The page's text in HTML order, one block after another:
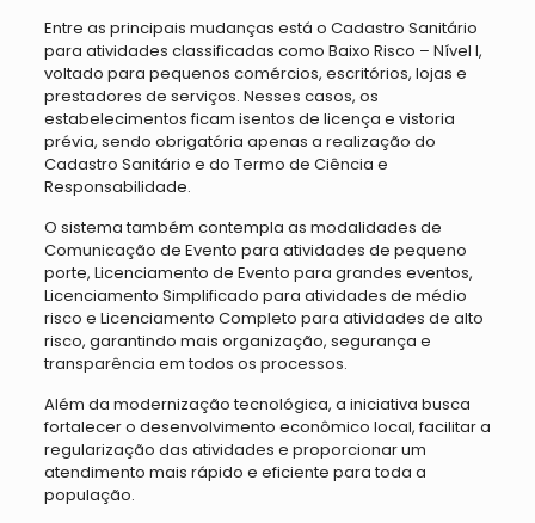
Entre as principais mudanças está o Cadastro Sanitário
para atividades classificadas como Baixo Risco – Nível I,
voltado para pequenos comércios, escritórios, lojas e
prestadores de serviços. Nesses casos, os
estabelecimentos ficam isentos de licença e vistoria
prévia, sendo obrigatória apenas a realização do
Cadastro Sanitário e do Termo de Ciência e
Responsabilidade.
O sistema também contempla as modalidades de
Comunicação de Evento para atividades de pequeno
porte, Licenciamento de Evento para grandes eventos,
Licenciamento Simplificado para atividades de médio
risco e Licenciamento Completo para atividades de alto
risco, garantindo mais organização, segurança e
transparência em todos os processos.
Além da modernização tecnológica, a iniciativa busca
fortalecer o desenvolvimento econômico local, facilitar a
regularização das atividades e proporcionar um
atendimento mais rápido e eficiente para toda a
população.